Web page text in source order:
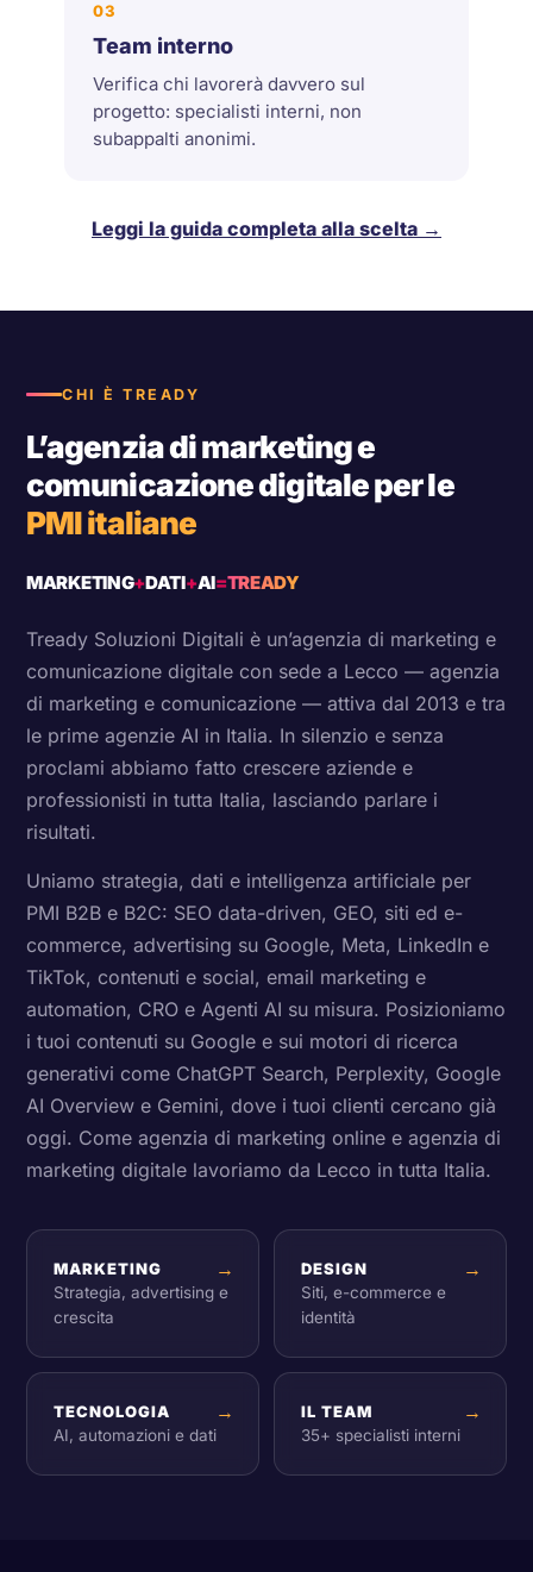
03
Team interno
Verifica chi lavorerà davvero sul
progetto: specialisti interni, non
subappalti anonimi.
Leggi la guida completa alla scelta →
CHI È TREADY
L’agenzia di marketing e
comunicazione digitale per le
PMI italiane
MARKETING+DATI+AI=TREADY
Tready Soluzioni Digitali è un’agenzia di marketing e
comunicazione digitale con sede a Lecco — agenzia
di marketing e comunicazione — attiva dal 2013 e tra
le prime agenzie AI in Italia. In silenzio e senza
proclami abbiamo fatto crescere aziende e
professionisti in tutta Italia, lasciando parlare i
risultati.
Uniamo strategia, dati e intelligenza artificiale per
PMI B2B e B2C: SEO data-driven, GEO, siti ed e-
commerce, advertising su Google, Meta, LinkedIn e
TikTok, contenuti e social, email marketing e
automation, CRO e Agenti AI su misura. Posizioniamo
i tuoi contenuti su Google e sui motori di ricerca
generativi come ChatGPT Search, Perplexity, Google
AI Overview e Gemini, dove i tuoi clienti cercano già
oggi. Come agenzia di marketing online e agenzia di
marketing digitale lavoriamo da Lecco in tutta Italia.
MARKETING
Strategia, advertising e
crescita
→
DESIGN
Siti, e-commerce e
identità
→
TECNOLOGIA
AI, automazioni e dati
→
IL TEAM
35+ specialisti interni
→